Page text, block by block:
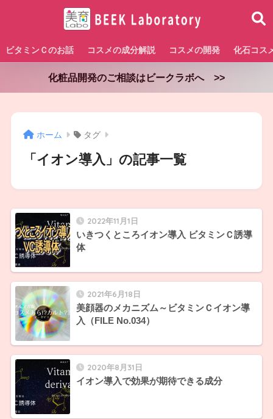
ビタミンＣのお話 コスメの成分解説 コスメの開発 化石コス
化粧品開発のご相談はビークラボへ >>
ホーム タグ
「イオン導入」の記事一覧
2022年11月1日
いきつくところイオン導入 ビタミンＣ誘導
体
2021年6月18日
美顔器のメカニズム～ビタミンＣイオン導
入（FILE No.034）
2020年8月31日
イオン導入で効果が期待できる成分